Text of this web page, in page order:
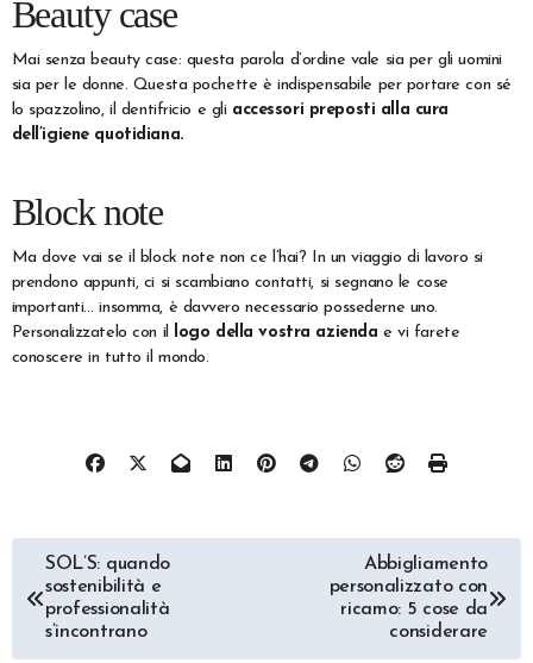
Beauty case
Mai senza beauty case: questa parola d’ordine vale sia per gli uomini
sia per le donne. Questa pochette è indispensabile per portare con sé
lo spazzolino, il dentifricio e gli accessori preposti alla cura
dell’igiene quotidiana.
Block note
Ma dove vai se il block note non ce l’hai? In un viaggio di lavoro si
prendono appunti, ci si scambiano contatti, si segnano le cose
importanti… insomma, è davvero necessario possederne uno.
Personalizzatelo con il logo della vostra azienda e vi farete
conoscere in tutto il mondo.
Navigazione
articoli
SOL’S: quando
sostenibilità e
professionalità
s’incontrano
Abbigliamento
personalizzato con
ricamo: 5 cose da
considerare